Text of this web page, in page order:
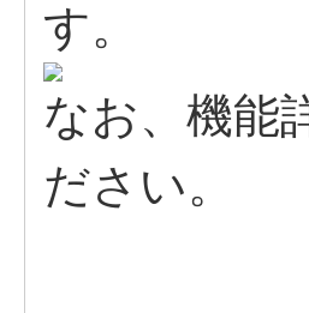
す。
なお、機能
ださい。